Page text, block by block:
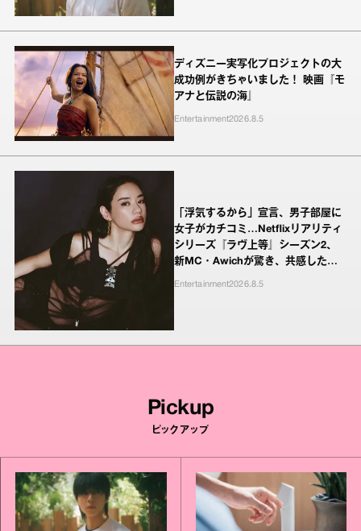
ディズニー実写化プロジェクトの大
成功例がきちゃいました！ 映画『モ
アナと伝説の海』
Entertainment2026.8.5
「浮気するから」宣言、男子部屋に
女子がカチコミ…Netflixリアリティ
シリーズ『ラヴ上等』シーズン2、
新MC・Awichが驚き、共感したヤ
Entertainment2026.8.5
Pickup
ピックアップ